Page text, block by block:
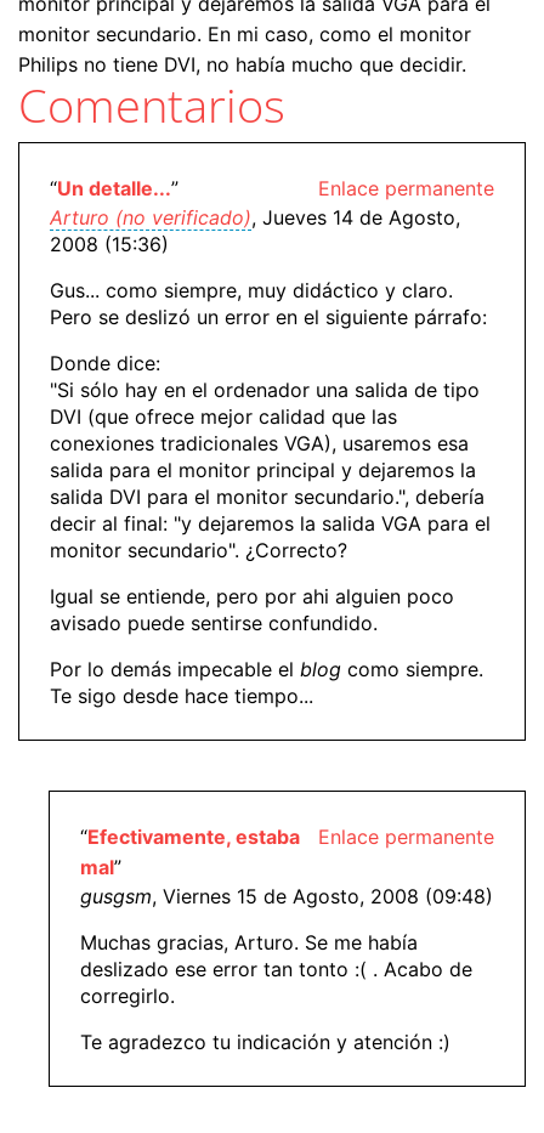
monitor secundario. En mi caso, como el monitor
Philips no tiene DVI, no había mucho que decidir.
Comentarios
Enlace permanente
“Un detalle...”
Arturo (no verificado), Jueves 14 de Agosto,
2008 (15:36)
Gus... como siempre, muy didáctico y claro.
Pero se deslizó un error en el siguiente párrafo:
Donde dice:
"Si sólo hay en el ordenador una salida de tipo
DVI (que ofrece mejor calidad que las
conexiones tradicionales VGA), usaremos esa
salida para el monitor principal y dejaremos la
salida DVI para el monitor secundario.", debería
decir al final: "y dejaremos la salida VGA para el
monitor secundario". ¿Correcto?
Igual se entiende, pero por ahi alguien poco
avisado puede sentirse confundido.
Por lo demás impecable el blog como siempre.
Te sigo desde hace tiempo...
Enlace permanente
“Efectivamente, estaba
mal”
gusgsm, Viernes 15 de Agosto, 2008 (09:48)
Muchas gracias, Arturo. Se me había
deslizado ese error tan tonto :( . Acabo de
corregirlo.
Te agradezco tu indicación y atención :)